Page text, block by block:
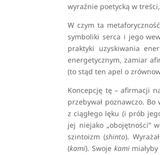
wyraźnie poetycką w
W czym ta
symboliki serca i jego
praktyki uzyskiwania
energetycznym, zamiar
(to stąd ten apel o
Koncepcję tę – afirmacji
przebywał poznawczo.
z ciągłego lęku (i prób
jej niejako „obojętności”
szintoizm (shinto).
(kami). Swoje kamimiałyby